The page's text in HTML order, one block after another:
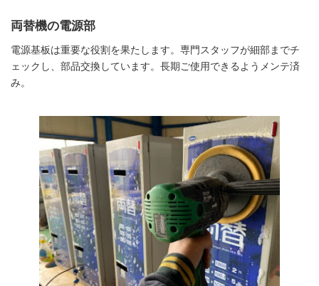
両替機の電源部
電源基板は重要な役割を果たします。専門スタッフが細部までチ
ェックし、部品交換しています。長期ご使用できるようメンテ済
み。